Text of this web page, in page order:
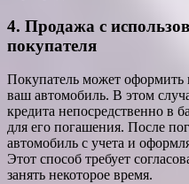
4. Продажа с
покупателя
Покупатель может оформить
ваш автомобиль. В этом
кредита непосредственно в
для его погашения. После
автомобиль с учета и
Этот способ требует
занять некоторое время.